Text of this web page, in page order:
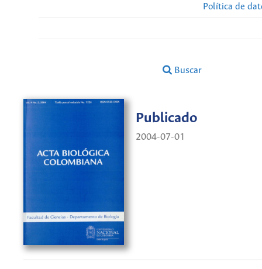
Política de
Buscar
Publicado
2004-07-01